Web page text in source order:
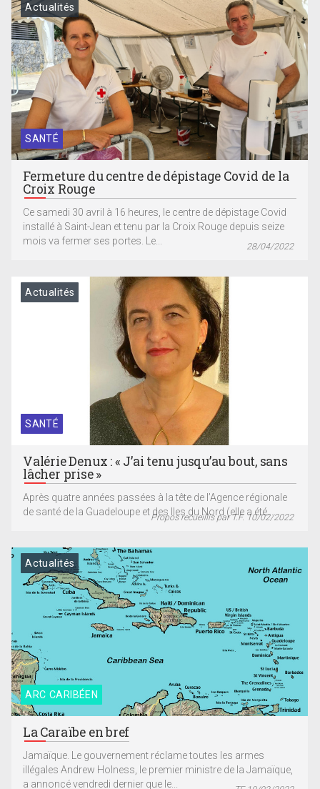
SANTÉ
Actualités
Fermeture du centre de dépistage Covid de la
Croix Rouge
Ce samedi 30 avril à 16 heures, le centre de dépistage Covid
installé à Saint-Jean et tenu par la Croix Rouge depuis seize
mois va fermer ses portes. Le...
28/04/2022
SANTÉ
Actualités
Valérie Denux : « J’ai tenu jusqu’au bout, sans
lâcher prise »
Après quatre années passées à la tête de l’Agence régionale
de santé de la Guadeloupe et des Iles du Nord (elle a été...
Propos recueillis par T.F. 10/02/2022
ARC CARIBÉEN
Actualités
La Caraïbe en bref
Jamaïque. Le gouvernement réclame toutes les armes
illégales Andrew Holness, le premier ministre de la Jamaïque,
a annoncé vendredi dernier que le...